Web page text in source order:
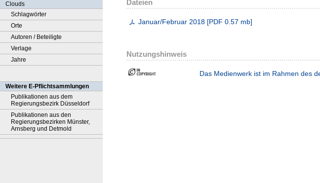
Clouds
Schlagwörter
Orte
Autoren / Beteiligte
Verlage
Jahre
Weitere E-Pflichtsammlungen
Publikationen aus dem
Regierungsbezirk Düsseldorf
Publikationen aus den
Regierungsbezirken Münster,
Arnsberg und Detmold
Dateien
Januar/Februar 2018 [PDF 0.57 mb]
Nutzungshinweis
Das Medienwerk ist im Rahmen des